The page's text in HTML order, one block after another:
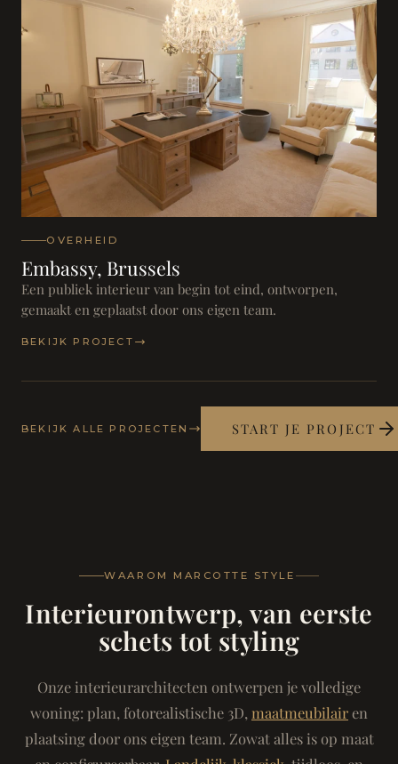
OVERHEID
Embassy, Brussels
Een publiek interieur van begin tot eind, ontworpen,
gemaakt en geplaatst door ons eigen team.
BEKIJK PROJECT
BEKIJK ALLE PROJECTEN START JE PROJECT
WAAROM MARCOTTE STYLE
Interieurontwerp, van eerste
schets tot styling
Onze interieurarchitecten ontwerpen je volledige
woning: plan, fotorealistische 3D, maatmeubilairen
plaatsing door ons eigen team. Zowat alles is op maat